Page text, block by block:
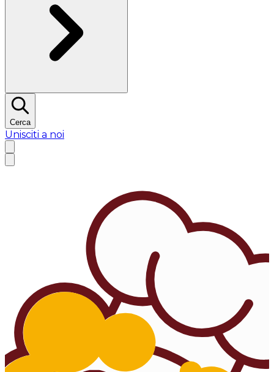
Cerca
Unisciti a noi